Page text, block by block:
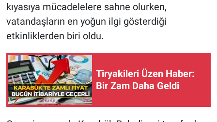
kıyasıya mücadelelere sahne olurken,
vatandaşların en yoğun ilgi gösterdiği
etkinliklerden biri oldu.
Tiryakileri Üzen Haber:
Bir Zam Daha Geldi